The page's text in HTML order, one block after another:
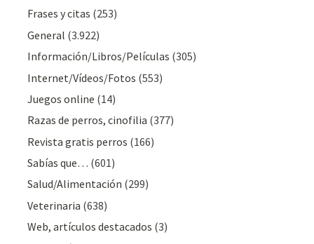
Frases y citas (253)
General (3.922)
Información/Libros/Películas (305)
Internet/Vídeos/Fotos (553)
Juegos online (14)
Razas de perros, cinofilia (377)
Revista gratis perros (166)
Sabías que… (601)
Salud/Alimentación (299)
Veterinaria (638)
Web, artículos destacados (3)